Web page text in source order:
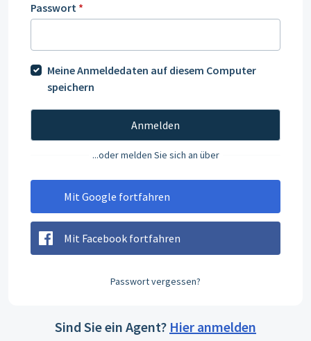
Passwort *
Meine Anmeldedaten auf diesem Computer
speichern
Anmelden
...oder melden Sie sich an über
Mit Google fortfahren
Mit Facebook fortfahren
Passwort vergessen?
Sind Sie ein Agent? Hier anmelden